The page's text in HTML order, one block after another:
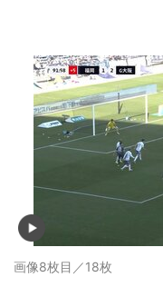
画像8枚目／18枚